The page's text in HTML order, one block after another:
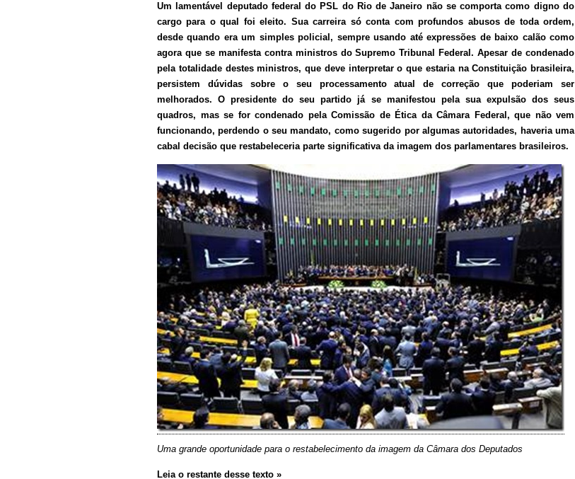
Um lamentável deputado federal do PSL do Rio de Janeiro não se comporta como digno do
cargo para o qual foi eleito. Sua carreira só conta com profundos abusos de toda ordem,
desde quando era um simples policial, sempre usando até expressões de baixo calão como
agora que se manifesta contra ministros do Supremo Tribunal Federal. Apesar de condenado
pela totalidade destes ministros, que deve interpretar o que estaria na Constituição brasileira,
persistem dúvidas sobre o seu processamento atual de correção que poderiam ser
melhorados. O presidente do seu partido já se manifestou pela sua expulsão dos seus
quadros, mas se for condenado pela Comissão de Ética da Câmara Federal, que não vem
funcionando, perdendo o seu mandato, como sugerido por algumas autoridades, haveria uma
cabal decisão que restabeleceria parte significativa da imagem dos parlamentares brasileiros.
Uma grande oportunidade para o restabelecimento da imagem da Câmara dos Deputados
Leia o restante desse texto »